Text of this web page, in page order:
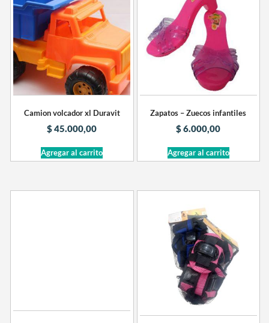
Camion volcador xl Duravit
$45.000,00
Agregar al carrito
Zapatos – Zuecos infantiles
$6.000,00
Agregar al carrito